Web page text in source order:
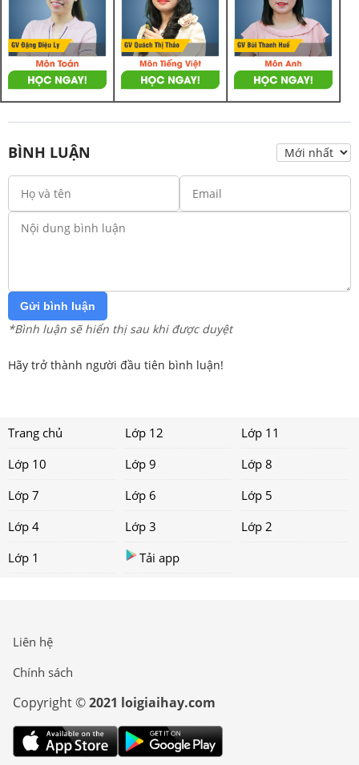
BÌNH LUẬN
Gửi bình luận
*Bình luận sẽ hiển thị sau khi được duyệt
Hãy trở thành người đầu tiên bình luận!
Trang chủ Lớp 12
Lớp 11
Lớp 10
Lớp 9
Lớp 8
Lớp 7
Lớp 6
Lớp 5
Lớp 4
Lớp 3
Lớp 2
Lớp 1
Tải app
Liên hệ
Chính sách
Copyright ©2021 loigiaihay.com